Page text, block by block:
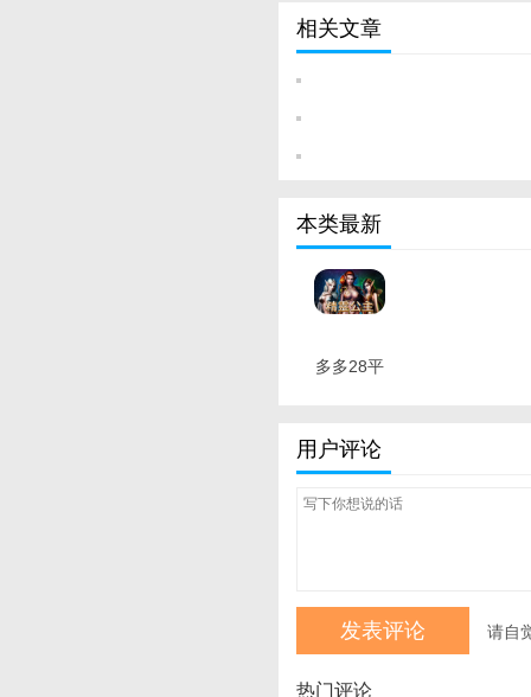
相关文章
本类最新
多多28平
用户评论
请自
热门评论